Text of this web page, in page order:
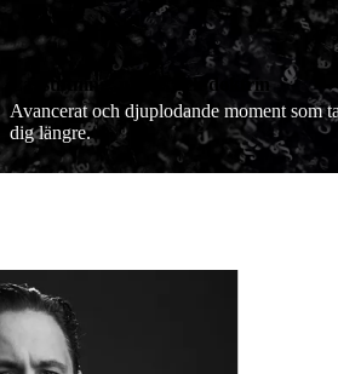
Lagstiftning, praxis och doktrin
Avancerat och djuplodande moment som tar
dig längre.